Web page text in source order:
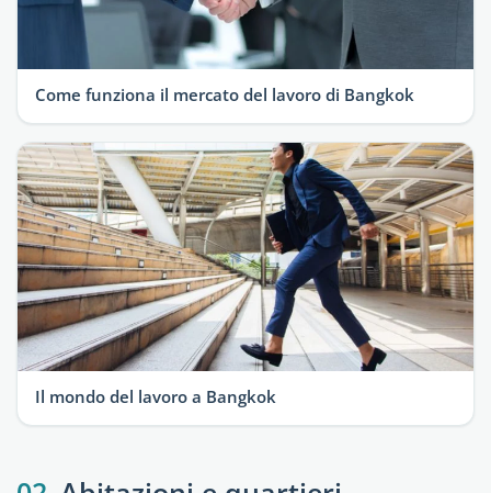
Come funziona il mercato del lavoro di Bangkok
Il mondo del lavoro a Bangkok